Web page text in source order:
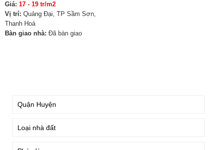
Giá: 17 - 19 tr/m2
Vị trí: Quảng Đại, TP Sầm Sơn,
Thanh Hoá
Bàn giao nhà: Đã bàn giao